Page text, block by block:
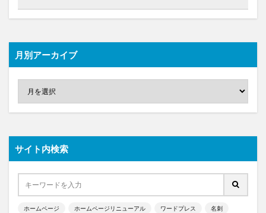
月別アーカイブ
サイト内検索
ホームページ ホームページリニューアル ワードプレス 名刺